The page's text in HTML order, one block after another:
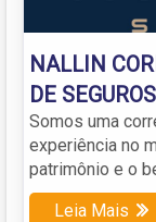
NALLIN
DE
Somos uma
experiência no
patrimônio e o
Leia Mais